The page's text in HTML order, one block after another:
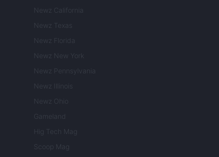
Newz California
Newz Texas
Newz Florida
Newz New York
Newz Pennsylvania
Newz Illinois
Newz Ohio
Gameland
Hig Tech Mag
Scoop Mag